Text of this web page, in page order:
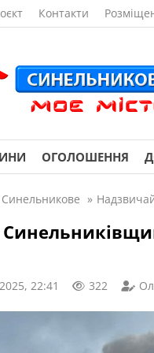
Контакти
ОГОЛОШЕННЯ
»
22:41 322